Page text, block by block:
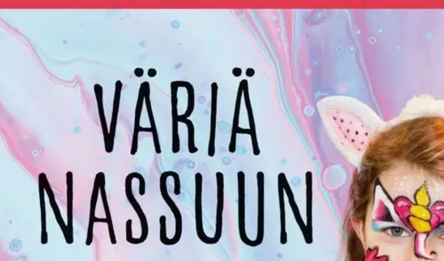
Valitse toimitustapa
Ilmainen toimitus yli 100 €:n tilauksille Postin pakettiautomaattiin tai
Etu ei koske Suuri‑lisäpalvelulla toimitettavia tuotteita.
Tarkista myymäläsaatavuus
Ei saatavilla
Tuotekuvaus